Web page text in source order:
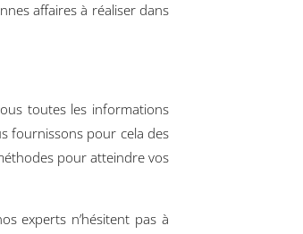
affaires à réaliser dans
toutes les informations
fournissons pour cela des
pour atteindre vos
experts n’hésitent pas à